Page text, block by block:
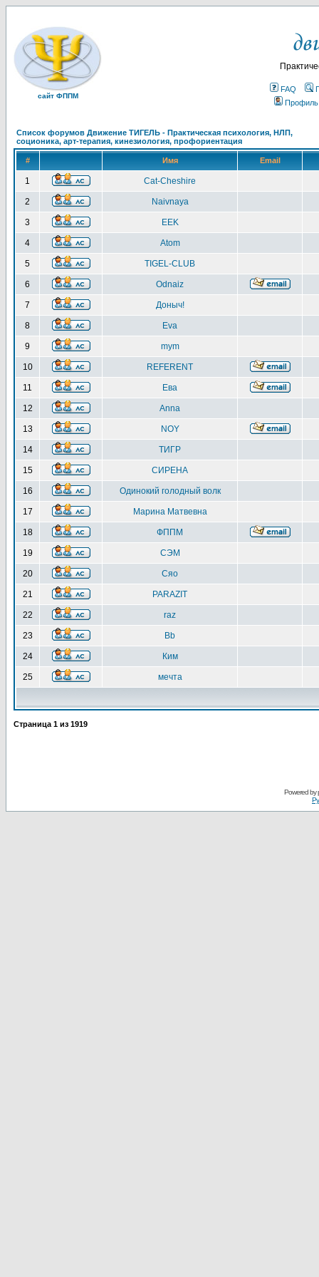
сайт ФППМ
FAQ
Профиль
Список форумов Движение ТИГЕЛЬ - Практическая психология, НЛП,
соционика, арт-терапия, кинезиология, профориентация
# Имя Email
1 Cat-Cheshire
2 Naivnaya
3 EEK
4 Atom
5 TIGEL-CLUB
6 Odnaiz
7 Доныч!
8 Eva
9 mym
10 REFERENT
11 Ева
12 Anna
13 NOY
14 ТИГР
15 СИРЕНА
16 Одинокий голодный волк
17 Марина Матвевна
18 ФППМ
19 СЭМ
20 Сяо
21 PARAZIT
22 raz
23 Bb
24 Ким
25 мечта
Страница 1 из 1919
Powered by